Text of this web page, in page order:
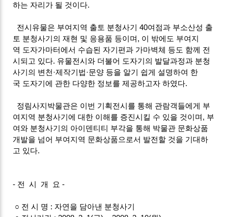
하는 자리가 될 것이다.
전시유물은 부여지역 출토 분청사기 40여점과 부소산성 출
토 분청사기의 재현 및 응용품 등이며, 이 밖에도 부여지
역 도자가마터에서 수습된 자기편과 가마벽체 등도 함께 전
시되고 있다. 유물전시와 더불어 도자기의 발달과정과 분청
사기의 변천·제작기법·문양 등을 알기 쉽게 설명하여 한
국 도자기에 관한 다양한 정보를 제공하고자 하였다.
정림사지박물관은 이번 기획전시를 통해 관람객들에게 부
여지역 분청사기에 대한 이해를 증진시킬 수 있을 것이며, 부
여와 분청사기의 아이덴티티 부각을 통해 박물관 문화상품
개발을 넘어 부여지역 문화상품으로서 발전할 것을 기대하
고 있다.
- 전 시 개 요 -
○ 전 시 명 : 자연을 담아낸 분청사기